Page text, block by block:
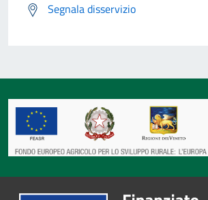
Segnala disservizio